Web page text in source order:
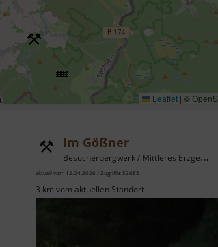
Leaflet | ©
Im Gößner
Besucherbergwerk / Mittleres Erzgebirge
aktuell vom 12.04.2026 / Zugriffe: 52685
3 km vom aktuellen Standort